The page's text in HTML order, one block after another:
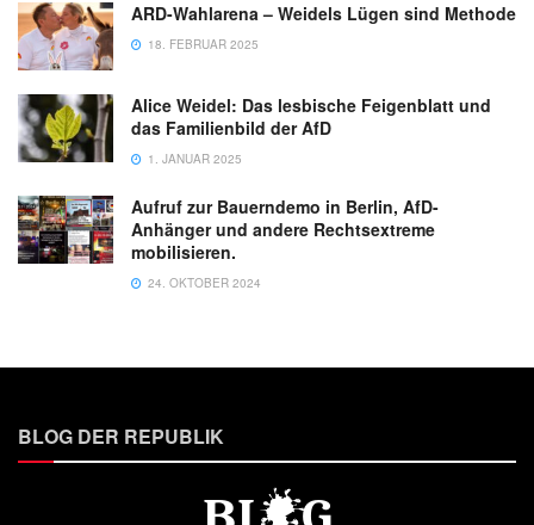
ARD-Wahlarena – Weidels Lügen sind Methode
18. FEBRUAR 2025
Alice Weidel: Das lesbische Feigenblatt und
das Familienbild der AfD
1. JANUAR 2025
Aufruf zur Bauerndemo in Berlin, AfD-
Anhänger und andere Rechtsextreme
mobilisieren.
24. OKTOBER 2024
BLOG DER REPUBLIK